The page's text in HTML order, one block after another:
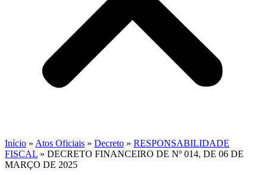
Início » Atos Oficiais » Decreto » RESPONSABILIDADE
FISCAL » DECRETO FINANCEIRO DE Nº 014, DE 06 DE
MARÇO DE 2025